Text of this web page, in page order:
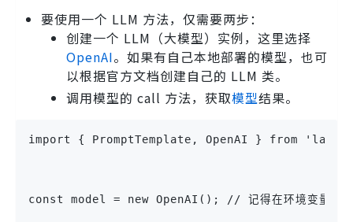
要使用一个 LLM 方法，仅需要两步：
创建一个 LLM（大模型）实例，这里选择
OpenAI。如果有自己本地部署的模型，也可
以根据官方文档创建自己的 LLM 类。
调用模型的 call 方法，获取模型结果。
import { PromptTemplate, OpenAI } from
const model = new OpenAI(); // 记得在环境变量中配